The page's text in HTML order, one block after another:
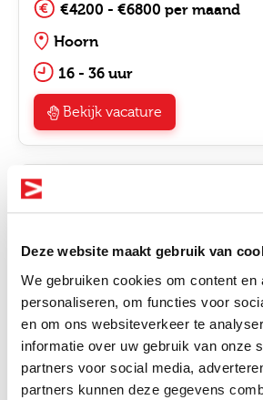
Deze website maakt gebruik van
We gebruiken cookies om content en
personaliseren, om functies voor
en om ons websiteverkeer te
informatie over uw gebruik van onze
partners voor social media,
partners kunnen deze gegevens
€4200 - €6800 per maand
Hoorn
16 - 36 uur
Bekijk vacature
€4200 - €6800 per maand
Rotterdam
16 - 36 uur
Bekijk vacature
Altijd als 1e op de
nieuwste vacatures